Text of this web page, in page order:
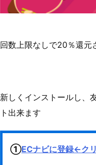
回数上限なしで20％還元
新しくインストールし、
ト出来ます
①ECナビに登録←ク